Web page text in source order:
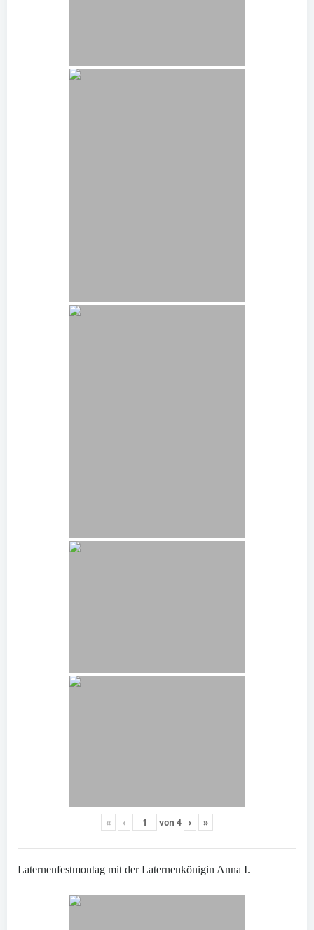
« ‹ von 4 › »
Laternenfestmontag mit der Laternenkönigin Anna I.